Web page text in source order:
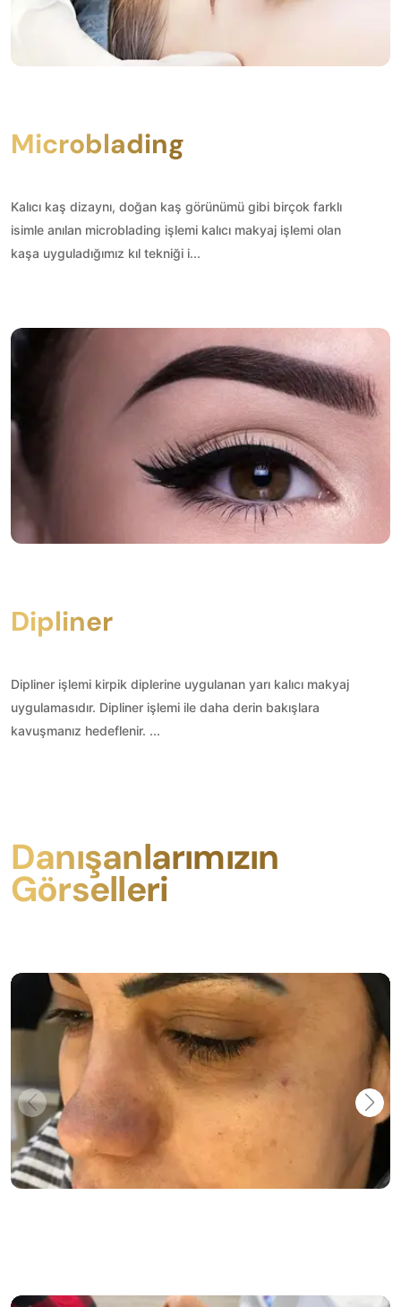
Microblading
Kalıcı kaş dizaynı, doğan kaş görünümü gibi birçok farklı
isimle anılan microblading işlemi kalıcı makyaj işlemi olan
kaşa uyguladığımız kıl tekniği i...
Dipliner
Dipliner işlemi kirpik diplerine uygulanan yarı kalıcı makyaj
uygulamasıdır. Dipliner işlemi ile daha derin bakışlara
kavuşmanız hedeflenir. ...
Danışanlarımızın
Görselleri